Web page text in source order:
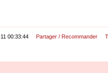
00:33:44 Partager / Recommander